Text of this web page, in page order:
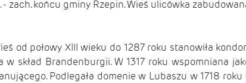
- zach. końcu gminy Rzepin. Wieś ulicówka
od połowy XIII wieku do 1287 roku stanowiła
w skład Brandenburgii. W 1317 roku wspomniana
Podlegała domenie w Lubaszu w 1718